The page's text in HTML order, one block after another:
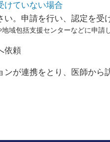
けていない場合
い。申請を行い、認定を受
域包括支援センターなどに申請
依頼
ンが連携をとり、医師から